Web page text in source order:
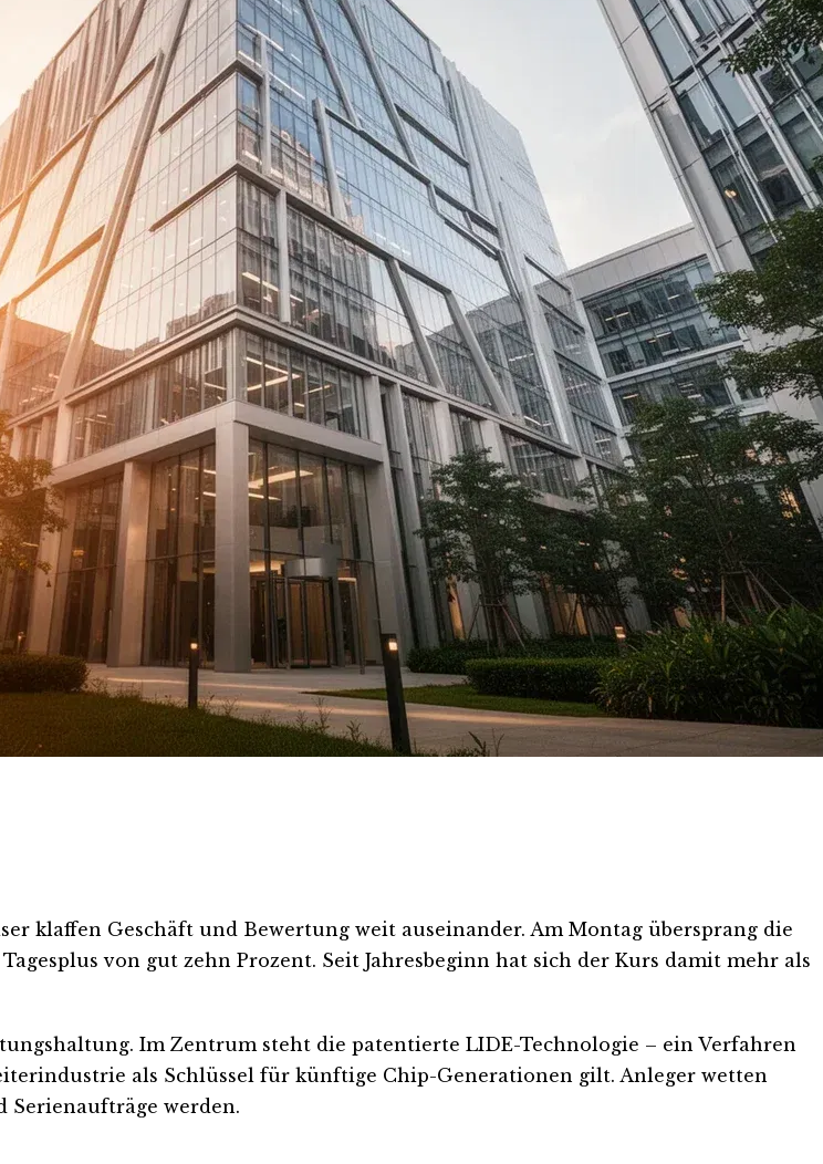
klaffen Geschäft und Bewertung weit auseinander. Am Montag übersprang die
von gut zehn Prozent. Seit Jahresbeginn hat sich der Kurs damit mehr als
Im Zentrum steht die patentierte LIDE-Technologie – ein Verfahren
als Schlüssel für künftige Chip-Generationen gilt. Anleger wetten
Serienaufträge werden.